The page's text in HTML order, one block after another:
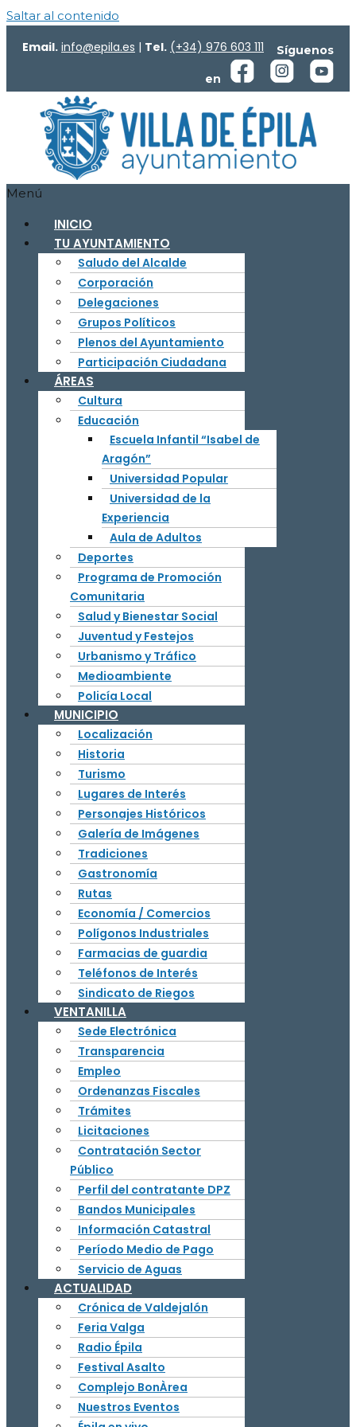
Saltar al contenido
Email. info@epila.es | Tel. (+34) 976 603 111
Síguenos
en
Menú
INICIO
TU AYUNTAMIENTO
Saludo del Alcalde
Corporación
Delegaciones
Grupos Políticos
Plenos del Ayuntamiento
Participación Ciudadana
ÁREAS
Cultura
Educación
Escuela Infantil “Isabel de
Aragón”
Universidad Popular
Universidad de la
Experiencia
Aula de Adultos
Deportes
Programa de Promoción
Comunitaria
Salud y Bienestar Social
Juventud y Festejos
Urbanismo y Tráfico
Medioambiente
Policía Local
MUNICIPIO
Localización
Historia
Turismo
Lugares de Interés
Personajes Históricos
Galería de Imágenes
Tradiciones
Gastronomía
Rutas
Economía / Comercios
Polígonos Industriales
Farmacias de guardia
Teléfonos de Interés
Sindicato de Riegos
VENTANILLA
Sede Electrónica
Transparencia
Empleo
Ordenanzas Fiscales
Trámites
Licitaciones
Contratación Sector
Público
Perfil del contratante DPZ
Bandos Municipales
Información Catastral
Período Medio de Pago
Servicio de Aguas
ACTUALIDAD
Crónica de Valdejalón
Feria Valga
Radio Épila
Festival Asalto
Complejo BonÀrea
Nuestros Eventos